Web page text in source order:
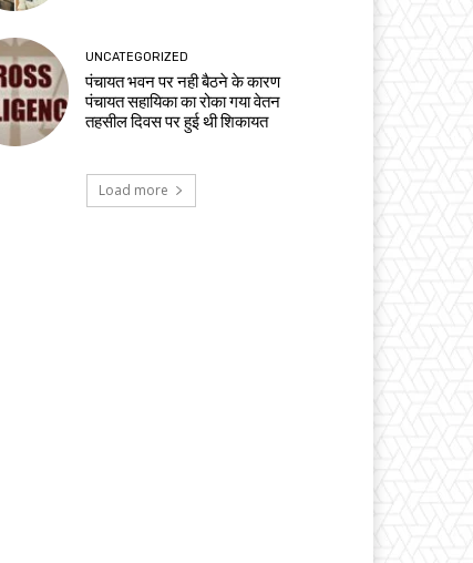
UNCATEGORIZED
पंचायत भवन पर नही बैठने के कारण
पंचायत सहायिका का रोका गया वेतन
तहसील दिवस पर हुई थी शिकायत
Load more